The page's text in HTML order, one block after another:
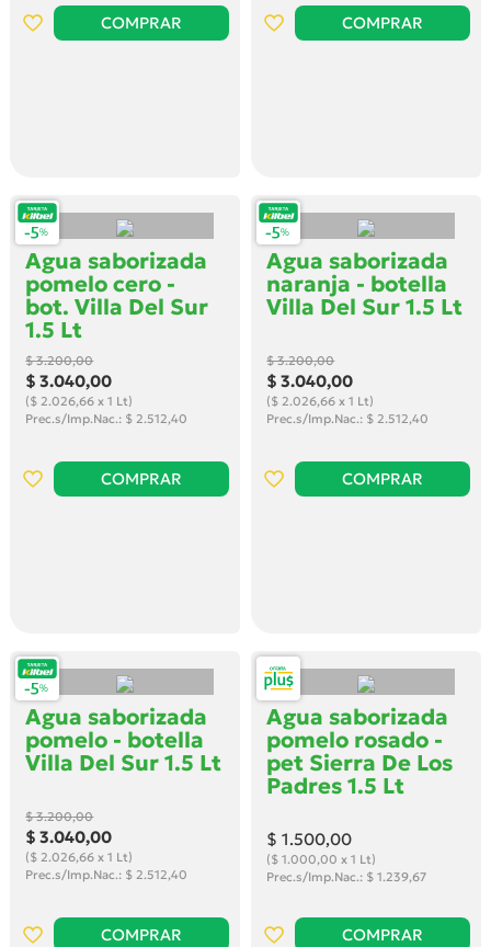
COMPRAR COMPRAR
Agua saborizada
pomelo cero -
bot. Villa Del Sur
1.5 Lt
$ 3.200,00
$ 3.040,00
($ 2.026,66 x 1 Lt)
Prec.s/Imp.Nac.: $ 2.512,40
COMPRAR
Agua saborizada
naranja - botella
Villa Del Sur 1.5 Lt
$ 3.200,00
$ 3.040,00
($ 2.026,66 x 1 Lt)
Prec.s/Imp.Nac.: $ 2.512,40
COMPRAR
Agua saborizada
pomelo - botella
Villa Del Sur 1.5 Lt
$ 3.200,00
$ 3.040,00
($ 2.026,66 x 1 Lt)
Prec.s/Imp.Nac.: $ 2.512,40
COMPRAR
Agua saborizada
pomelo rosado -
pet Sierra De Los
Padres 1.5 Lt
$ 1.500,00
($ 1.000,00 x 1 Lt)
Prec.s/Imp.Nac.: $ 1.239,67
COMPRAR